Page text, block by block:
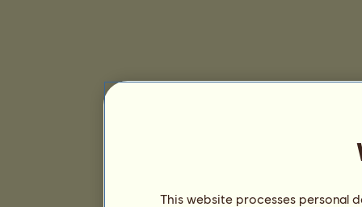
This website processes personal